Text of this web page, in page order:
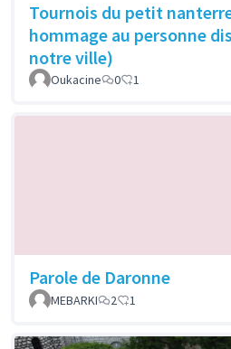
Tournois du petit
hommage au personne
notre ville)
Oukacine 0 1
Parole de Daronne
MEBARKI
2 1